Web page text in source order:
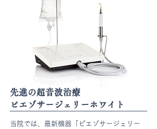
先進の超音波治療
ピエゾサージェリーホワイト
当院では、最新機器「ピエゾサージェリー